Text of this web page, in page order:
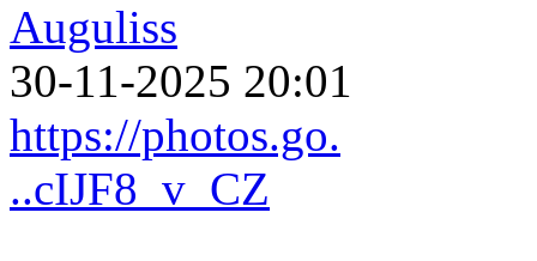
Auguliss
30-11-2025 20:01
https://photos.go.
..cIJF8_v_CZ